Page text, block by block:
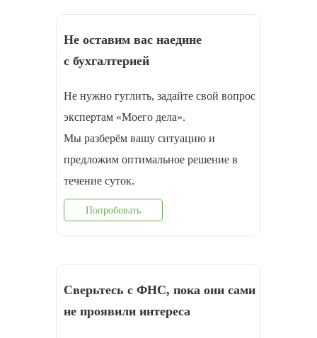
Не оставим вас наедине
с бухгалтерией
Не нужно гуглить, задайте свой вопрос
экспертам «Моего дела».
Мы разберём вашу ситуацию и
предложим оптимальное решение в
течение суток.
Попробовать
Сверьтесь с ФНС, пока они сами
не проявили интереса